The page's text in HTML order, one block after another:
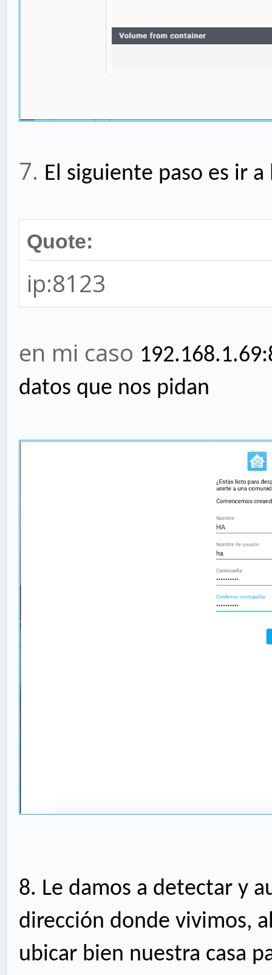
7. El siguiente paso es ir
Quote:
ip:8123
en mi caso
datos que nos pidan
8. Le damos a detectar y
dirección donde vivimos,
ubicar bien nuestra casa